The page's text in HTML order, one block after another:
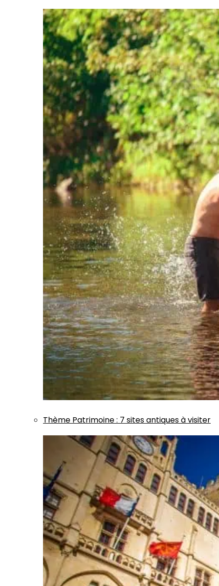
Thème Patrimoine: 7 sites antiques à visiter